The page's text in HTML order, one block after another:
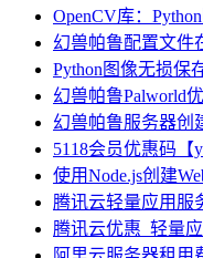
OpenCV库：
幻兽帕鲁配置文件
Python图像无损保
幻兽帕鲁Palworld
幻兽帕鲁服务器创
5118会员优惠码【
使用Node.js创建
腾讯云轻量应用服
腾讯云优惠_轻量